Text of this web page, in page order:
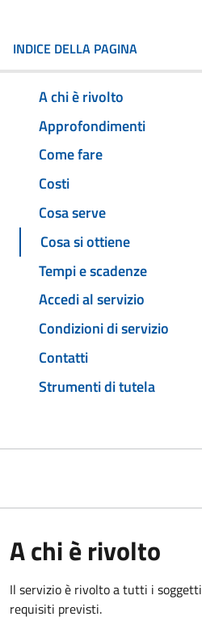
INDICE DELLA PAGINA
A chi è rivolto
Approfondimenti
Come fare
Costi
Cosa serve
Cosa si ottiene
Tempi e scadenze
Accedi al servizio
Condizioni di servizio
Contatti
Strumenti di tutela
A chi è rivolto
Il servizio è rivolto a tutti i
requisiti previsti.